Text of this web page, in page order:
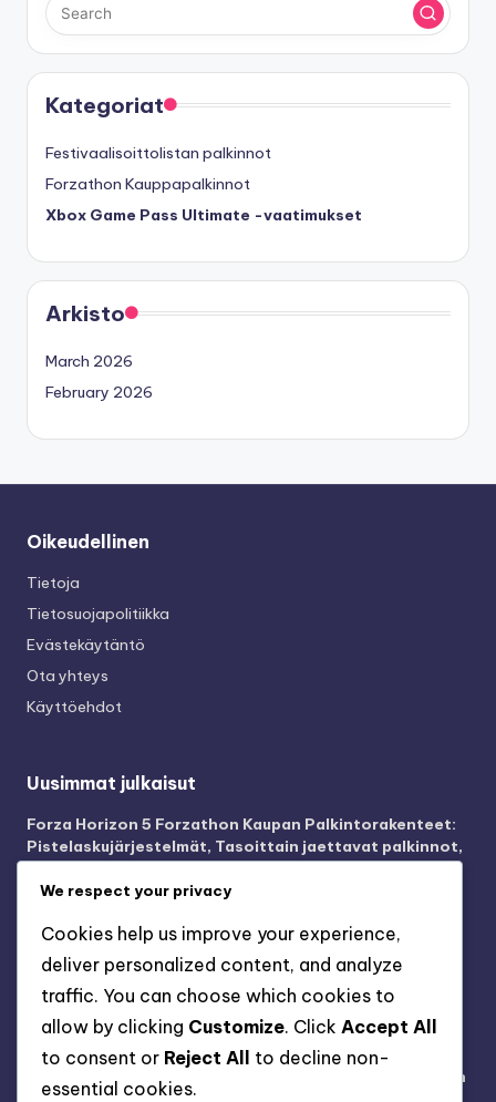
Kategoriat
Festivaalisoittolistan palkinnot
Forzathon Kauppapalkinnot
Xbox Game Pass Ultimate -vaatimukset
Arkisto
March 2026
February 2026
Oikeudellinen
Tietoja
Tietosuojapolitiikka
Evästekäytäntö
Ota yhteys
Käyttöehdot
Uusimmat julkaisut
Forza Horizon 5 Forzathon Kaupan Palkintorakenteet:
Pistelaskujärjestelmät, Tasoittain jaettavat palkinnot,
Osallistumisen vaatimukset
Palkkioiden maksimointi, Tehokkaat vaatimukset,
Yhteisön vinkit
Forza Horizon 5 Xbox Game Pass – kosmetiikka:
Mukautusvaihtoehdot, Avaamismenetelmät,
Kausiteemat
Forza Horizon 5 Xbox Game Pass -arvostelut: Yhteisön
We respect your privacy
Cookies help us improve your experience,
deliver personalized content, and analyze
traffic. You can choose which cookies to
allow by clicking Customize. Click Accept All
to consent or Reject All
to decline non-
essential cookies.